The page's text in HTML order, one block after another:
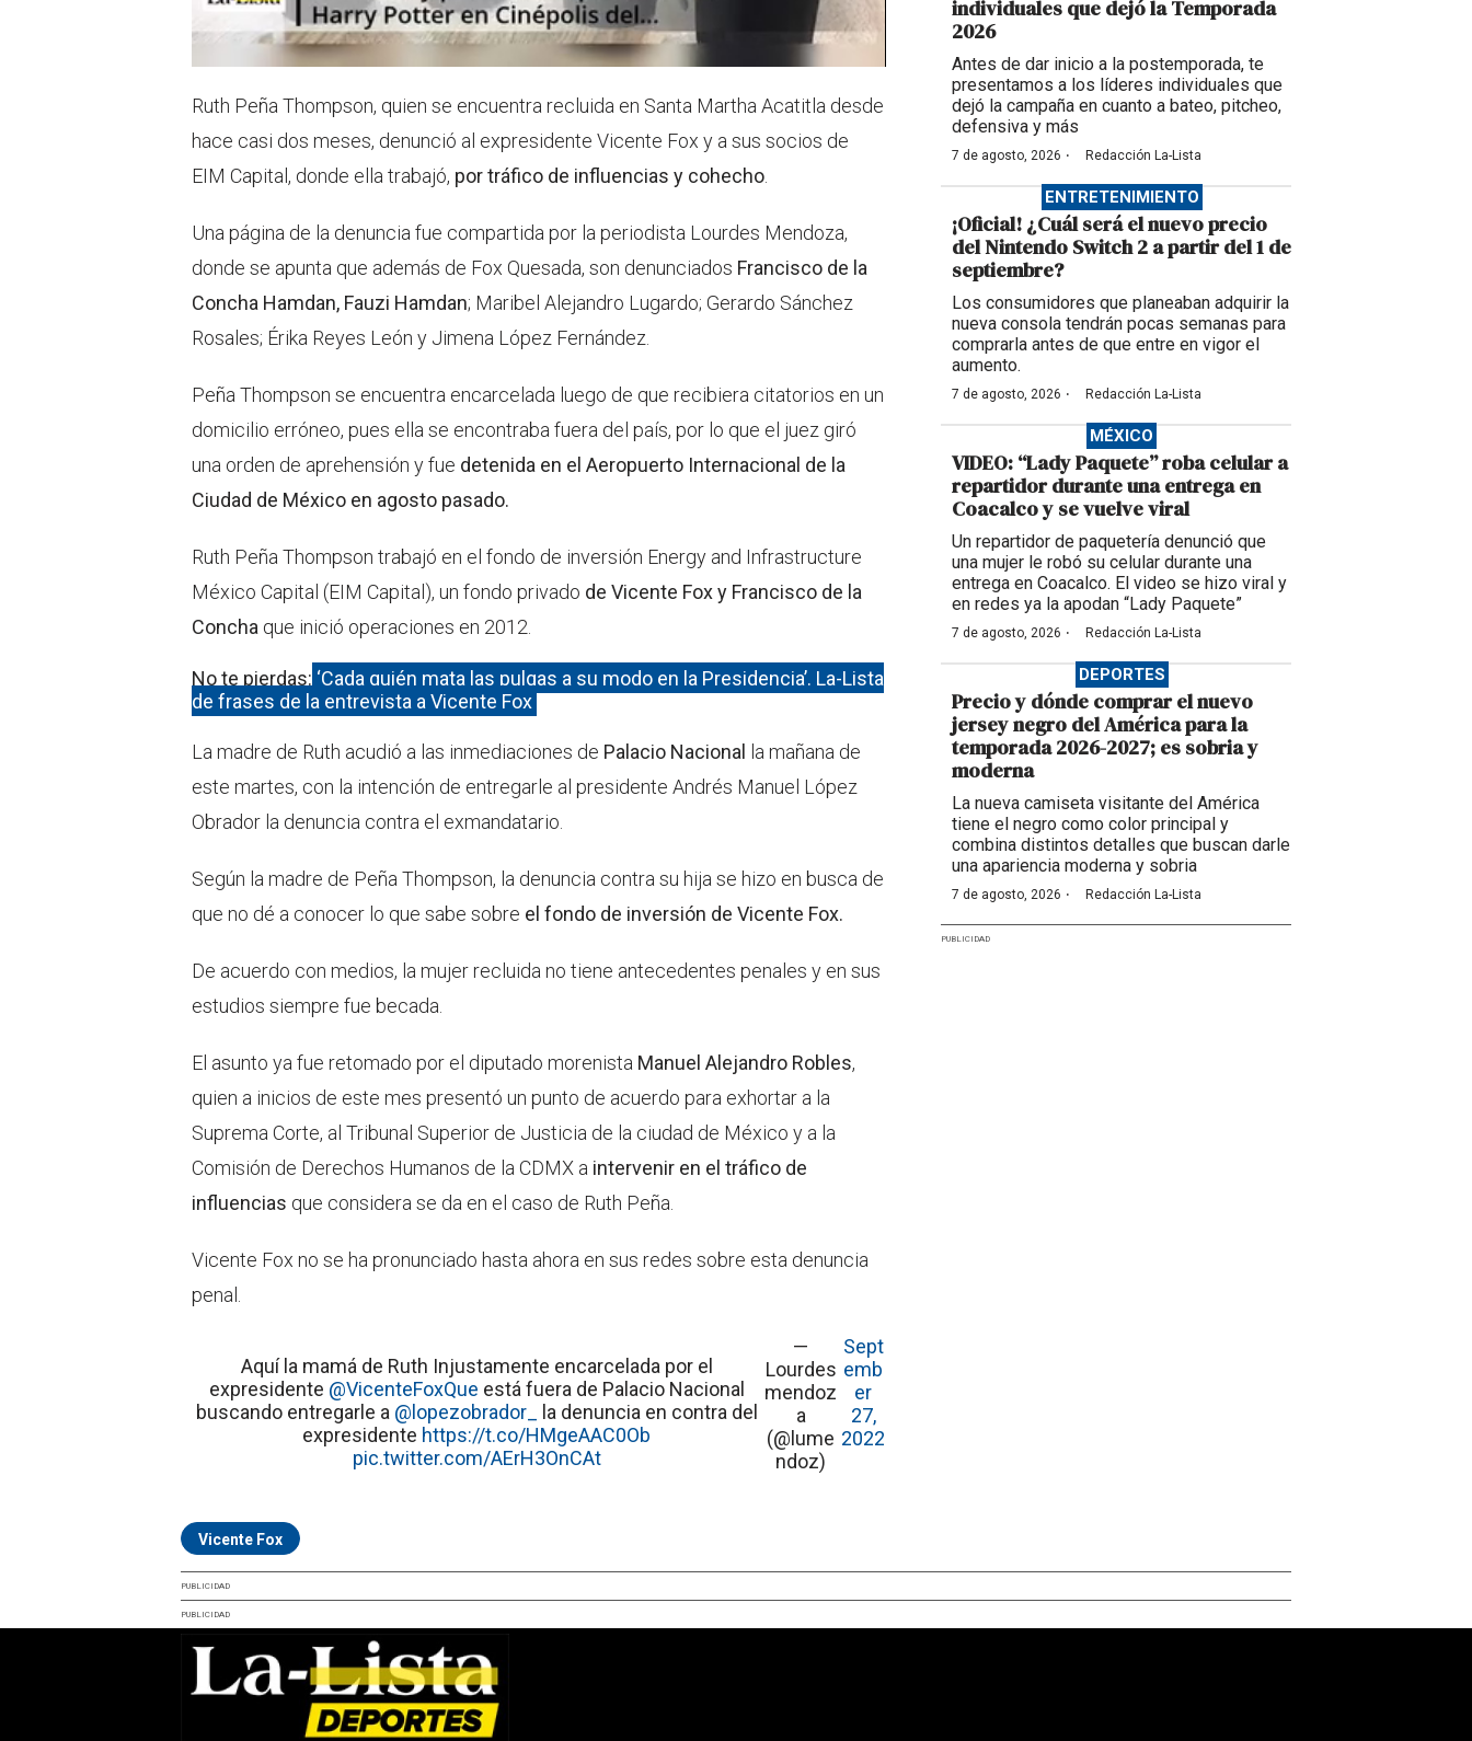
Ruth Peña Thompson, quien se encuentra recluida en Santa Martha Acatitla desde
hace casi dos meses, denunció al expresidente Vicente Fox y a sus socios de
EIM Capital, donde ella trabajó, por tráfico de influencias y cohecho
Una página de la denuncia fue compartida por la periodista Lourdes Mendoza,
donde se apunta que además de Fox Quesada, son denunciados Francisco de la
Concha Hamdan, Fauzi Hamdan; Maribel Alejandro Lugardo; Gerardo Sánchez
Rosales; Érika Reyes León y Jimena López Fernández.
Peña Thompson se encuentra encarcelada luego de que recibiera citatorios en un
domicilio erróneo, pues ella se encontraba fuera del país, por lo que el juez giró
una orden de aprehensión y fue detenida en el Aeropuerto Internacional de la
Ciudad de México en agosto pasado.
Ruth Peña Thompson trabajó en el fondo de inversión Energy and Infrastructure
México Capital (EIM Capital), un fondo privado de Vicente Fox y Francisco de la
Concha que inició operaciones en 2012.
No te pierdas: ‘Cada quién mata las pulgas a su modo en la Presidencia’. La-Lista
de frases de la entrevista a Vicente Fox
La madre de Ruth acudió a las inmediaciones de Palacio Nacional la mañana de
este martes, con la intención de entregarle al presidente Andrés Manuel López
Obrador la denuncia contra el exmandatario.
Según la madre de Peña Thompson, la denuncia contra su hija se hizo en busca de
que no dé a conocer lo que sabe sobre el fondo de inversión de Vicente Fox.
De acuerdo con medios, la mujer recluida no tiene antecedentes penales y en sus
estudios siempre fue becada.
El asunto ya fue retomado por el diputado morenista Manuel Alejandro Robles,
quien a inicios de este mes presentó un punto de acuerdo para exhortar a la
Suprema Corte, al Tribunal Superior de Justicia de la ciudad de México y a la
Comisión de Derechos Humanos de la CDMX a intervenir en el tráfico de
influencias que considera se da en el caso de Ruth Peña.
Vicente Fox no se ha pronunciado hasta ahora en sus redes sobre esta denuncia
penal.
Aquí la mamá de Ruth Injustamente encarcelada por el
expresidente @VicenteFoxQue está fuera de Palacio Nacional
buscando entregarle a @lopezobrador_
la denuncia en contra del
expresidente https://t.co/HMgeAAC0Ob
pic.twitter.com/AErH3OnCAt
—
Lourdes
mendoz
a
(@lume
ndoz)
Sept
emb
er
27,
2022
Vicente Fox
individuales que dejó la Temporada
2026
Antes de dar inicio a la postemporada, te
presentamos a los líderes individuales que
dejó la campaña en cuanto a bateo, pitcheo,
defensiva y más
7 de agosto, 2026 · Redacción La-Lista
ENTRETENIMIENTO
¡Oficial! ¿Cuál será el nuevo precio
del Nintendo Switch 2 a partir del 1 de
septiembre?
Los consumidores que planeaban adquirir la
nueva consola tendrán pocas semanas para
comprarla antes de que entre en vigor el
aumento.
7 de agosto, 2026 · Redacción La-Lista
MÉXICO
VIDEO: “Lady Paquete” roba celular a
repartidor durante una entrega en
Coacalco y se vuelve viral
Un repartidor de paquetería denunció que
una mujer le robó su celular durante una
entrega en Coacalco. El video se hizo viral y
en redes ya la apodan “Lady Paquete”
7 de agosto, 2026 · Redacción La-Lista
DEPORTES
Precio y dónde comprar el nuevo
jersey negro del América para la
temporada 2026-2027; es sobria y
moderna
La nueva camiseta visitante del América
tiene el negro como color principal y
combina distintos detalles que buscan darle
una apariencia moderna y sobria
7 de agosto, 2026 · Redacción La-Lista
PUBLICIDAD
PUBLICIDAD
PUBLICIDAD